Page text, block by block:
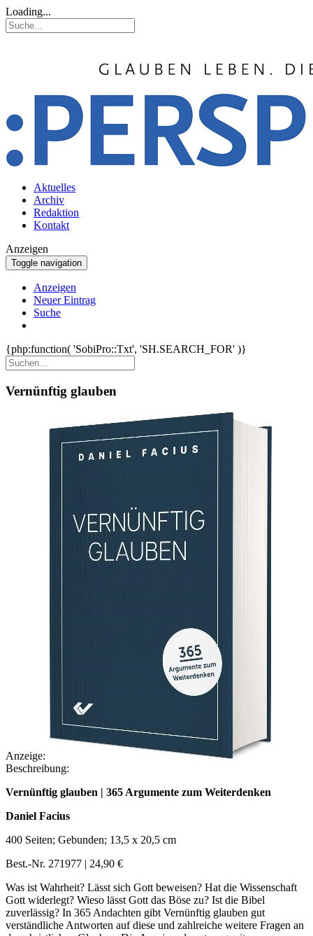
Loading...
Aktuelles
Archiv
Redaktion
Kontakt
Anzeigen
Toggle navigation
Anzeigen
Neuer Eintrag
Suche
{php:function( 'SobiPro::Txt', 'SH.SEARCH_FOR' )}
Vernünftig glauben
Anzeige:
Beschreibung:
Vernünftig glauben | 365 Argumente zum Weiterdenken
Daniel Facius
400 Seiten; Gebunden; 13,5 x 20,5 cm
Best.-Nr. 271977 | 24,90 €
Was ist Wahrheit? Lässt sich Gott beweisen? Hat die Wissenschaft
Gott widerlegt? Wieso lässt Gott das Böse zu? Ist die Bibel
zuverlässig? In 365 Andachten gibt Vernünftig glauben gut
verständliche Antworten auf diese und zahlreiche weitere Fragen an